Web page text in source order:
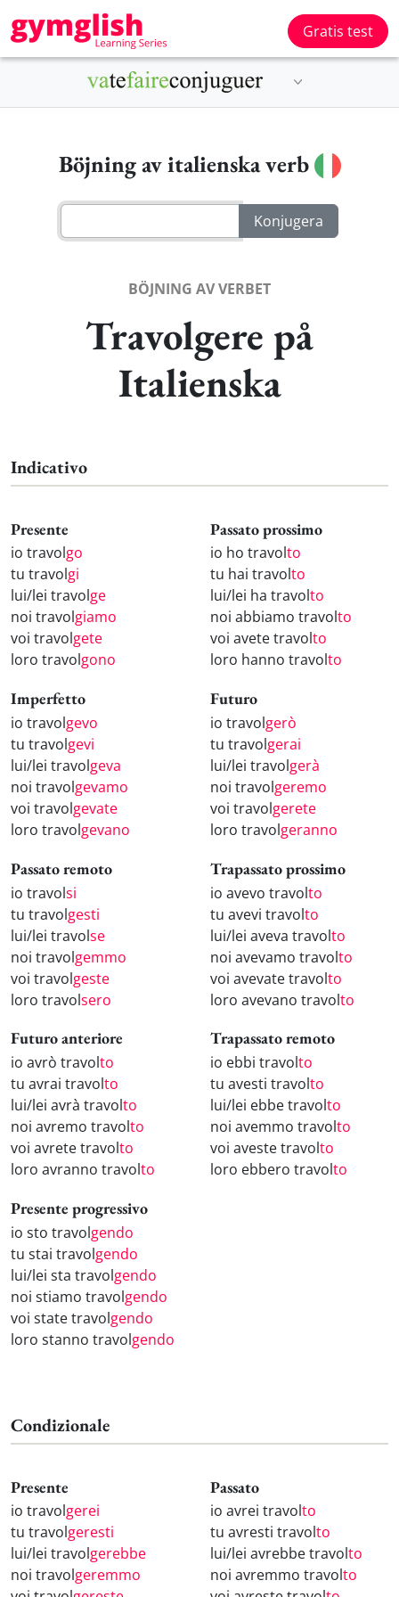
Gratis test
Böjning av italienska verb
BÖJNING AV VERBET
Travolgere på
Italienska
Indicativo
Presente
io travolgo
tu travolgi
lui/lei travolge
noi travolgiamo
voi travolgete
loro travolgono
Passato prossimo
io ho travolto
tu hai travolto
lui/lei ha travolto
noi abbiamo travolto
voi avete travolto
loro hanno travolto
Imperfetto
io travolgevo
tu travolgevi
lui/lei travolgeva
noi travolgevamo
voi travolgevate
loro travolgevano
Futuro
io travolgerò
tu travolgerai
lui/lei travolgerà
noi travolgeremo
voi travolgerete
loro travolgeranno
Passato remoto
io travolsi
tu travolgesti
lui/lei travolse
noi travolgemmo
voi travolgeste
loro travolsero
Trapassato prossimo
io avevo travolto
tu avevi travolto
lui/lei aveva travolto
noi avevamo travolto
voi avevate travolto
loro avevano travolto
Futuro anteriore
io avrò travolto
tu avrai travolto
lui/lei avrà travolto
noi avremo travolto
voi avrete travolto
loro avranno travolto
Trapassato remoto
io ebbi travolto
tu avesti travolto
lui/lei ebbe travolto
noi avemmo travolto
voi aveste travolto
loro ebbero travolto
Presente progressivo
io sto travolgendo
tu stai travolgendo
lui/lei sta travolgendo
noi stiamo travolgendo
voi state travolgendo
loro stanno travolgendo
Condizionale
Presente
io travolgerei
tu travolgeresti
lui/lei travolgerebbe
noi travolgeremmo
Passato
io avrei travolto
tu avresti travolto
lui/lei avrebbe travolto
noi avremmo travolto